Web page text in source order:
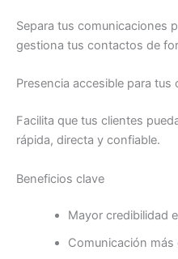
Separa tus comunicaciones
gestiona tus contactos de
Presencia accesible para tus
Facilita que tus clientes
rápida, directa y confiable.
Beneficios clave
Mayor credibilidad
Comunicación más